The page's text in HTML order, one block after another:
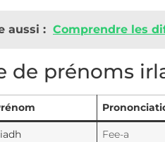
aussi : Comprendre les
de prénoms
Fee-a